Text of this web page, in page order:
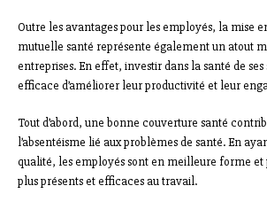
Outre les avantages pour les employés, la mise
mutuelle santé représente également un atout
entreprises. En effet, investir dans la santé de
efficace d’améliorer leur productivité et leur
Tout d’abord, une bonne couverture santé
l’absentéisme lié aux problèmes de santé. En
qualité, les employés sont en meilleure forme et
plus présents et efficaces au travail.